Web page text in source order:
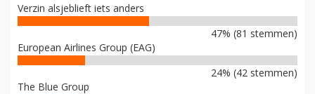
Verzin alsjeblieft iets anders
47% (81 stemmen)
European Airlines Group (EAG)
24% (42 stemmen)
The Blue Group